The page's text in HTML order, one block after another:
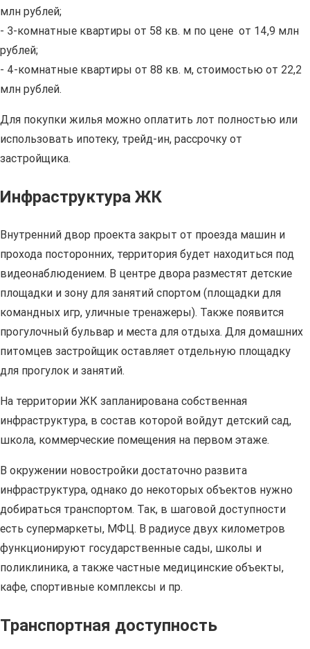
млн рублей;
- 3-комнатные квартиры от 58 кв. м по цене от 14,9 млн
рублей;
- 4-комнатные квартиры от 88 кв. м, стоимостью от 22,2
млн рублей.
Для покупки жилья можно оплатить лот полностью или
использовать ипотеку, трейд-ин, рассрочку от
застройщика.
Инфраструктура ЖК
Внутренний двор проекта закрыт от проезда машин и
прохода посторонних, территория будет находиться под
видеонаблюдением. В центре двора разместят детские
площадки и зону для занятий спортом (площадки для
командных игр, уличные тренажеры). Также появится
прогулочный бульвар и места для отдыха. Для домашних
питомцев застройщик оставляет отдельную площадку
для прогулок и занятий.
На территории ЖК запланирована собственная
инфраструктура, в состав которой войдут детский сад,
школа, коммерческие помещения на первом этаже.
В окружении новостройки достаточно развита
инфраструктура, однако до некоторых объектов нужно
добираться транспортом. Так, в шаговой доступности
есть супермаркеты, МФЦ. В радиусе двух километров
функционируют государственные сады, школы и
поликлиника, а также частные медицинские объекты,
кафе, спортивные комплексы и пр.
Транспортная доступность